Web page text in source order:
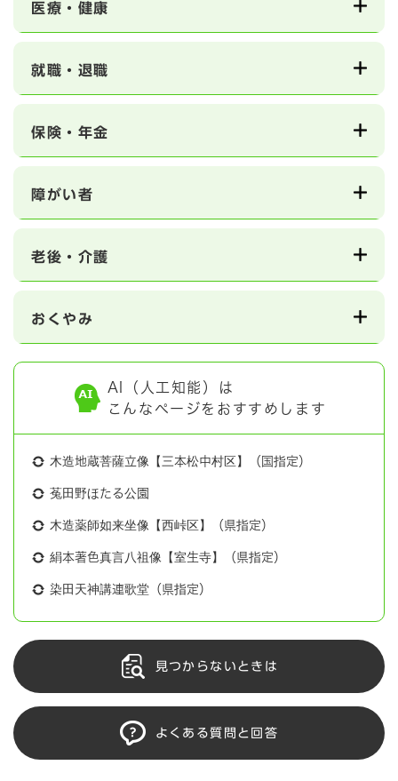
医療・健康
就職・退職
保険・年金
障がい者
老後・介護
おくやみ
AI（人工知能）は
こんなページをおすすめします
木造地蔵菩薩立像【三本松中村区】（国指定）
菟田野ほたる公園
木造薬師如来坐像【西峠区】（県指定）
絹本著色真言八祖像【室生寺】（県指定）
染田天神講連歌堂（県指定）
見つからないときは
よくある質問と回答